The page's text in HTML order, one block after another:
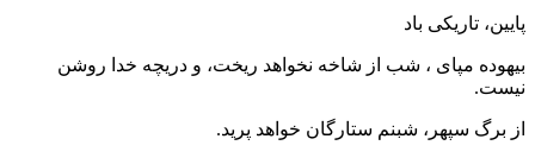
پایین، تاریکی باد
بیهوده مپای ، شب از شاخه نخواهد ریخت، و دریچه خدا روشن
نیست.
از برگ سپهر، شبنم ستارگان خواهد پرید.